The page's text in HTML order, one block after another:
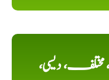
دیسی،